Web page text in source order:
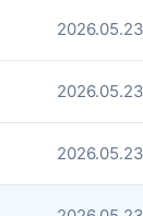
2026.05.23
2026.05.23
2026.05.23